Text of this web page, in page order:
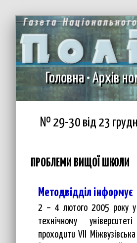
Головна• Архів
№ 29-30 вiд 23
ПРОБЛЕМИ ВИЩОЇ ШКОЛИ
Методвідділ інформує
2 – 4 лютого 2005 року у
технічному
проходити VII